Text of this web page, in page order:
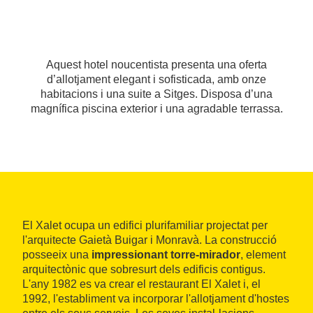
Aquest hotel noucentista presenta una oferta
d’allotjament elegant i sofisticada, amb onze
habitacions i una suite a Sitges. Disposa d’una
magnífica piscina exterior i una agradable terrassa.
El Xalet ocupa un edifici plurifamiliar projectat per
l'arquitecte Gaietà Buigar i Monravà. La construcció
posseeix una impressionant torre-mirador, element
arquitectònic que sobresurt dels edificis contigus.
L'any 1982 es va crear el restaurant El Xalet i, el
1992, l'establiment va incorporar l'allotjament d'hostes